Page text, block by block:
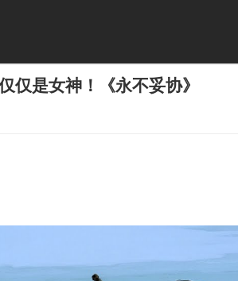
仅是女神！《永不妥协》